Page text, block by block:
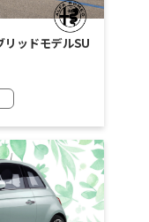
リッドモデルSU